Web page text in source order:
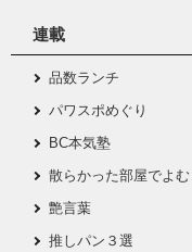
連載
品数ランチ
パワスポめぐり
BC本気塾
散らかった部屋でよ
艶言葉
推しパン３選